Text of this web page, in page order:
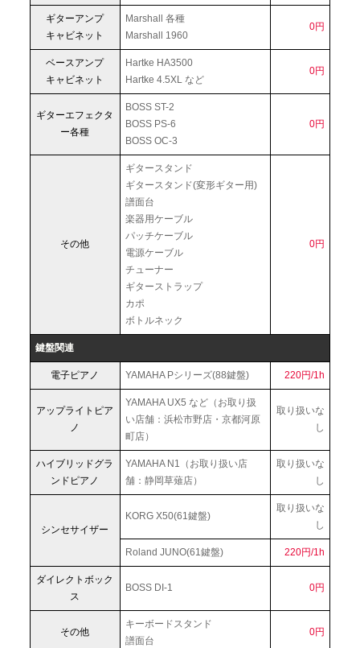
ギターアンプ
キャビネット
Marshall 各種
Marshall 1960
0円
ベースアンプ
キャビネット
Hartke HA3500
Hartke 4.5XL など
0円
ギターエフェクタ
ー各種
BOSS ST-2
BOSS PS-6
BOSS OC-3
0円
その他
ギタースタンド
ギタースタンド(変形ギター用)
譜面台
楽器用ケーブル
パッチケーブル
電源ケーブル
チューナー
ギターストラップ
カポ
ボトルネック
0円
鍵盤関連
電子ピアノ YAMAHA Pシリーズ(88鍵盤) 220円/1h
アップライトピア
ノ
YAMAHA UX5 など（お取り扱
い店舗：浜松市野店・京都河原
町店）
取り扱いな
し
ハイブリッドグラ
ンドピアノ
YAMAHA N1（お取り扱い店
舗：静岡草薙店）
取り扱いな
し
シンセサイザー
KORG X50(61鍵盤)
取り扱いな
し
Roland JUNO(61鍵盤) 220円/1h
ダイレクトボック
ス
BOSS DI-1 0円
その他
キーボードスタンド
譜面台
0円